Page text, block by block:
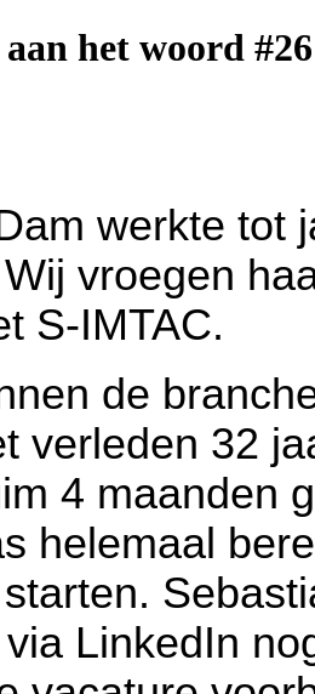
het woord #26
werkte tot
vroegen
S-IMTAC.
de
verleden 32
4 maanden
helemaal
LinkedIn